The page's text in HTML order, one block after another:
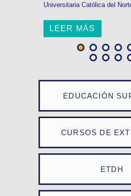
EDUCACIÓN
CURSOS DE
ETDH
Universitaria Católica del
LEER MÁS